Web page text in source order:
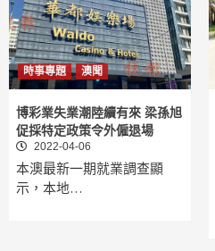
時事專題 澳聞
博彩業失業潮陸續有來 梁孫旭
促採特定政策令外僱退場
2022-04-06
本澳最新一期就業調查顯
示，本地…